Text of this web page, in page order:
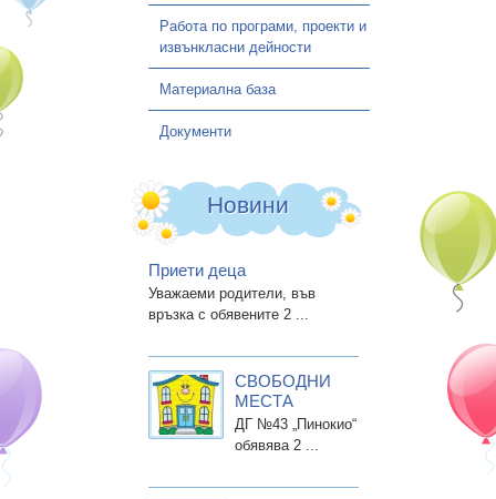
Работа по програми, проекти и
извънкласни дейности
Материална база
Документи
Новини
Приети деца
Уважаеми родители, във
връзка с обявените 2 ...
СВОБОДНИ
МЕСТА
ДГ №43 „Пинокио“
обявява 2 ...